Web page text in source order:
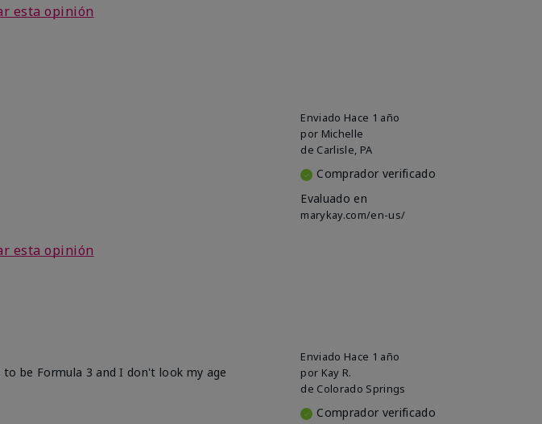
esta opinión
Enviado Hace 1 año
por Michelle
de Carlisle, PA
Comprador verificado
Evaluado en
marykay.com/en-us/
esta opinión
Enviado Hace 1 año
por Kay R.
de Colorado Springs
Comprador verificado
be Formula 3 and I don't look my age